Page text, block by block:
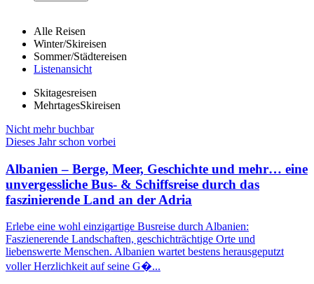
Alle Reisen
Winter/Skireisen
Sommer/Städtereisen
Listenansicht
Skitagesreisen
MehrtagesSkireisen
Nicht mehr buchbar
Dieses Jahr schon vorbei
Albanien – Berge, Meer, Geschichte und mehr… eine
unvergessliche Bus- & Schiffsreise durch das
faszinierende Land an der Adria
Erlebe eine wohl einzigartige Busreise durch Albanien:
Faszienerende Landschaften, geschichträchtige Orte und
liebenswerte Menschen. Albanien wartet bestens herausgeputzt
voller Herzlichkeit auf seine G�...